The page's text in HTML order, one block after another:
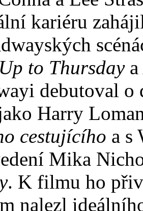
kariéru
Up to Thursdaya
debutoval o
Harry
cestujícího a s
Mika
. K filmu ho
nalezl